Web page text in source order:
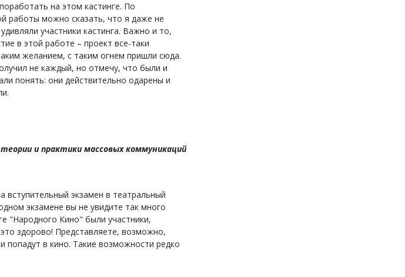
на этом кастинге. По
работы можно сказать, что я даже не
участники кастинга. Важно и то,
в этой работе – проект все-таки
желанием, с таким огнем пришли сюда.
не каждый, но отмечу, что были и
понять: они действительно одарены и
и практики массовых коммуникаций
вступительный экзамен в театральный
экзамене вы не увидите так много
"Народного Кино" были участники,
здорово! Представляете, возможно,
в кино. Такие возможности редко